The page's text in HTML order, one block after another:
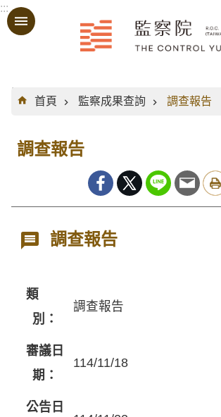
跳到主要內容區塊
:::
:::
首頁
監察成果查詢 調查報告
調查報告
調查報告
類
別：
調查報告
審議日
期：
114/11/18
公告日